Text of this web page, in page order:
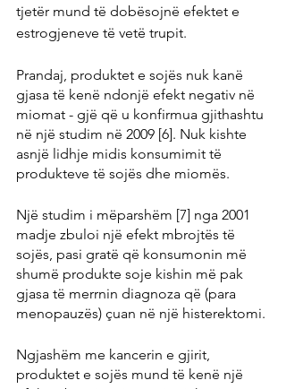
tjetër mund të dobësojnë efektet e
estrogjeneve të vetë trupit.
Prandaj, produktet e sojës nuk kanë
gjasa të kenë ndonjë efekt negativ në
miomat - gjë që u konfirmua gjithashtu
në një studim në 2009 [6]. Nuk kishte
asnjë lidhje midis konsumimit të
produkteve të sojës dhe miomës.
Një studim i mëparshëm [7] nga 2001
madje zbuloi një efekt mbrojtës të
sojës, pasi gratë që konsumonin më
shumë produkte soje kishin më pak
gjasa të merrnin diagnoza që (para
menopauzës) çuan në një histerektomi.
Ngjashëm me kancerin e gjirit,
produktet e sojës mund të kenë një